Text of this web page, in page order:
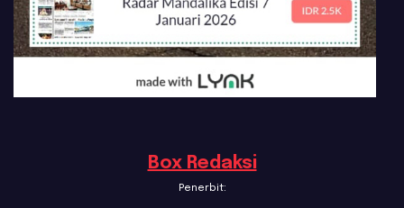
Box Redaksi
Penerbit: